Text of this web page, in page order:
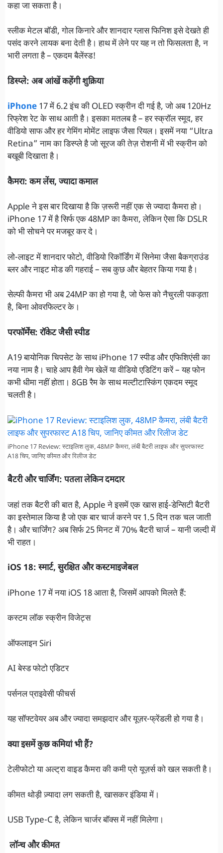
कहा जा सकता है।
स्लीक मेटल बॉडी, गोल किनारे और शानदार ग्लास फिनिश इसे देखते ही
पसंद करने लायक बना देती है। हाथ में लेने पर यह न तो फिसलता है, न
भारी लगता है – एकदम बैलेंस्ड!
डिस्प्ले: अब आंखें कहेंगी शुक्रिया
iPhone 17 में 6.2 इंच की OLED स्क्रीन दी गई है, जो अब 120Hz
रिफ्रेश रेट के साथ आती है। इसका मतलब है – हर स्क्रॉल स्मूद, हर
वीडियो साफ और हर गेमिंग मोमेंट लाइफ जैसा रियल। इसमें नया “Ultra
Retina” नाम का डिस्प्ले है जो सूरज की तेज़ रोशनी में भी स्क्रीन को
बखूबी दिखाता है।
कैमरा: कम लेंस, ज्यादा कमाल
Apple ने इस बार दिखाया है कि ज़रूरी नहीं एक से ज्यादा कैमरा हो।
iPhone 17 में है सिर्फ एक 48MP का कैमरा, लेकिन ऐसा कि DSLR
को भी सोचने पर मजबूर कर दे।
लो-लाइट में शानदार फोटो, वीडियो रिकॉर्डिंग में सिनेमा जैसा बैकग्राउंड
ब्लर और नाइट मोड की गहराई – सब कुछ और बेहतर किया गया है।
सेल्फी कैमरा भी अब 24MP का हो गया है, जो फेस को नैचुरली पकड़ता
है, बिना ओवरफिल्टर के।
परफॉर्मेंस: रॉकेट जैसी स्पीड
A19 बायोनिक चिपसेट के साथ iPhone 17 स्पीड और एफिशिएंसी का
नया नाम है। चाहे आप हैवी गेम खेलें या वीडियो एडिटिंग करें – यह फोन
कभी धीमा नहीं होता। 8GB रैम के साथ मल्टीटास्किंग एकदम स्मूद
चलती है।
iPhone 17 Review: स्टाइलिश लुक, 48MP कैमरा, लंबी बैटरी लाइफ और सुपरफास्ट
A18 चिप, जानिए कीमत और रिलीज डेट
बैटरी और चार्जिंग: पतला लेकिन दमदार
जहां तक बैटरी की बात है, Apple ने इसमें एक खास हाई-डेन्सिटी बैटरी
का इस्तेमाल किया है जो एक बार चार्ज करने पर 1.5 दिन तक चल जाती
है। और चार्जिंग? अब सिर्फ 25 मिनट में 70% बैटरी चार्ज – यानी जल्दी में
भी राहत।
iOS 18: स्मार्ट, सुरक्षित और कस्टमाइजेबल
iPhone 17 में नया iOS 18 आता है, जिसमें आपको मिलते हैं:
कस्टम लॉक स्क्रीन विजेट्स
ऑफलाइन Siri
AI बेस्ड फोटो एडिटर
पर्सनल प्राइवेसी फीचर्स
यह सॉफ्टवेयर अब और ज्यादा समझदार और यूज़र-फ्रेंडली हो गया है।
क्या इसमें कुछ कमियां भी हैं?
टेलीफोटो या अल्ट्रा वाइड कैमरा की कमी प्रो यूज़र्स को खल सकती है।
कीमत थोड़ी ज़्यादा लग सकती है, खासकर इंडिया में।
USB Type-C है, लेकिन चार्जर बॉक्स में नहीं मिलेगा।
लॉन्च और कीमत